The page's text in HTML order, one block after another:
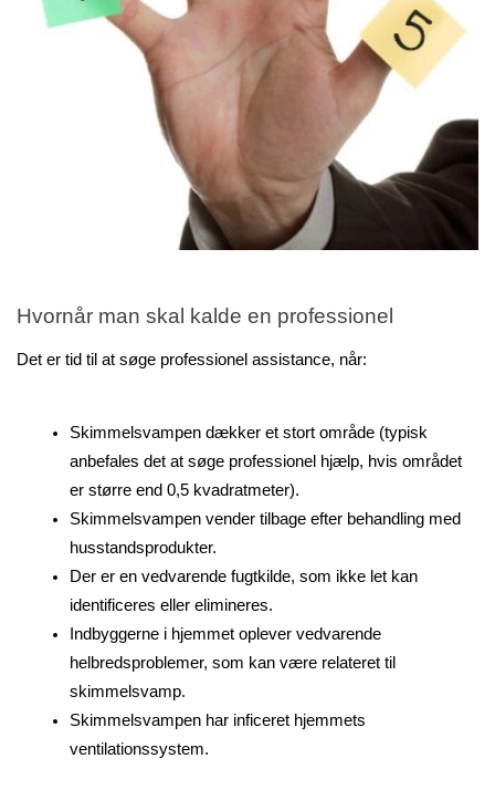
Hvornår man skal kalde en professionel
Det er tid til at søge professionel assistance, når:
Skimmelsvampen dækker et stort område (typisk
anbefales det at søge professionel hjælp, hvis området
er større end 0,5 kvadratmeter).
Skimmelsvampen vender tilbage efter behandling med
husstandsprodukter.
Der er en vedvarende fugtkilde, som ikke let kan
identificeres eller elimineres.
Indbyggerne i hjemmet oplever vedvarende
helbredsproblemer, som kan være relateret til
skimmelsvamp.
Skimmelsvampen har inficeret hjemmets
ventilationssystem.